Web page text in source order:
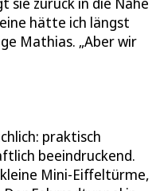
hätte ich längst
Mathias. „Aber wir
praktisch
beeindruckend.
Mini-Eiffeltürme,